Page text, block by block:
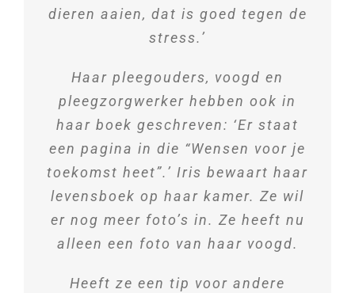
dieren aaien, dat is goed tegen de
stress.’
Haar pleegouders, voogd en
pleegzorgwerker hebben ook in
haar boek geschreven: ‘Er staat
een pagina in die “Wensen voor je
toekomst heet”.’ Iris bewaart haar
levensboek op haar kamer. Ze wil
er nog meer foto’s in. Ze heeft nu
alleen een foto van haar voogd.
Heeft ze een tip voor andere